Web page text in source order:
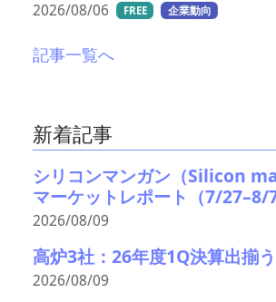
2026/08/06 FREE 企業動向
記事一覧へ
新着記事
シリコンマンガン（Silicon
マーケットレポート（7/27–8/7
2026/08/09
高炉3社：26年度1Q決算出揃う
2026/08/09